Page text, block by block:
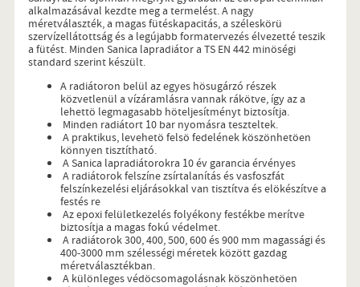
alkalmazásával kezdte meg a termelést. A nagy
méretválaszték, a magas fütéskapacitás, a széleskörü
szervízellátottság és a legújabb formatervezés élvezetté teszik
a fütést. Minden Sanica lapradiátor a TS EN 442 minöségi
standard szerint készült.
A radiátoron belül az egyes hösugárzó részek
közvetlenül a vízáramlásra vannak rákötve, így az a
lehettö legmagasabb höteljesítményt biztosítja.
Minden radiátort 10 bar nyomásra teszteltek.
A praktikus, levehetö felsö fedelének köszönhetöen
könnyen tisztítható.
A Sanica lapradiátorokra 10 év garancia érvényes
A radiátorok felszíne zsírtalanítás és vasfoszfát
felszínkezelési eljárásokkal van tisztítva és elökészítve a
festés re
Az epoxi felületkezelés folyékony festékbe merítve
biztosítja a magas fokú védelmet.
A radiátorok 300, 400, 500, 600 és 900 mm magassági és
400-3000 mm szélességi méretek között gazdag
méretválasztékban.
A különleges védöcsomagolásnak köszönhetöen